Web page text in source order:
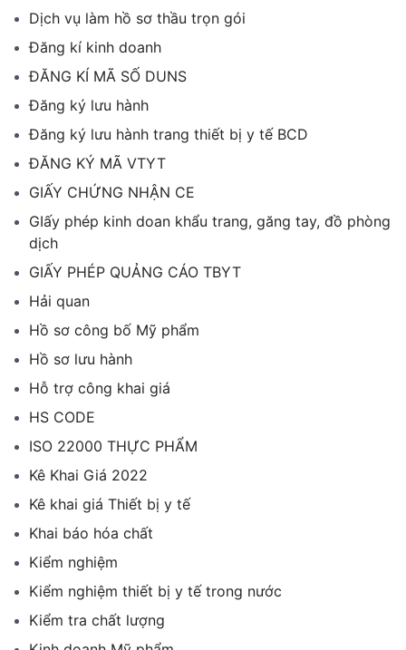
Dịch vụ làm hồ sơ thầu trọn gói
Đăng kí kinh doanh
ĐĂNG KÍ MÃ SỐ DUNS
Đăng ký lưu hành
Đăng ký lưu hành trang thiết bị y tế BCD
ĐĂNG KÝ MÃ VTYT
GIẤY CHỨNG NHẬN CE
GIấy phép kinh doan khẩu trang, găng tay, đồ phòng
dịch
GIẤY PHÉP QUẢNG CÁO TBYT
Hải quan
Hồ sơ công bố Mỹ phẩm
Hồ sơ lưu hành
Hỗ trợ công khai giá
HS CODE
ISO 22000 THỰC PHẨM
Kê Khai Giá 2022
Kê khai giá Thiết bị y tế
Khai báo hóa chất
Kiểm nghiệm
Kiểm nghiệm thiết bị y tế trong nước
Kiểm tra chất lượng